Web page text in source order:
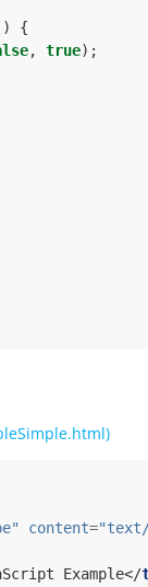
{
, true);
content=
Example</